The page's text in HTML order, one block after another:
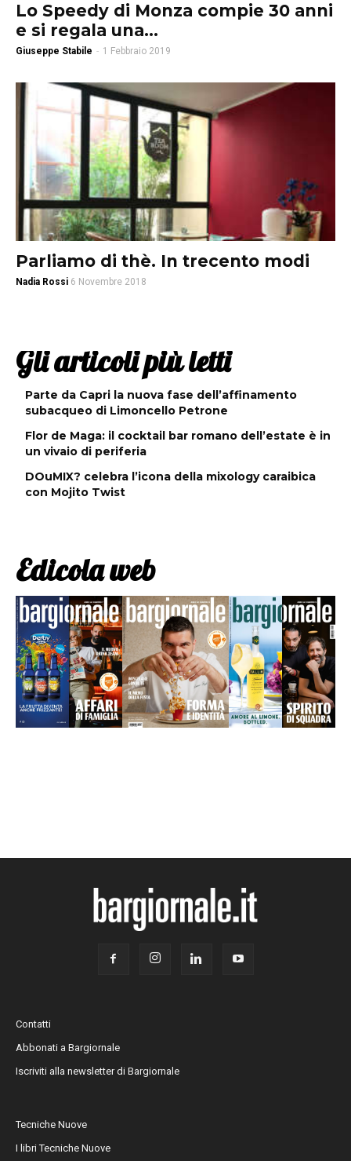
Lo Speedy di Monza compie 30 anni
e si regala una...
Giuseppe Stabile - 1 Febbraio 2019
Parliamo di thè. In trecento modi
Nadia Rossi 6 Novembre 2018
Gli articoli più letti
Parte da Capri la nuova fase dell’affinamento
subacqueo di Limoncello Petrone
Flor de Maga: il cocktail bar romano dell’estate è in
un vivaio di periferia
DOuMIX? celebra l’icona della mixology caraibica
con Mojito Twist
Edicola web
Contatti
Abbonati a Bargiornale
Iscriviti alla newsletter di Bargiornale
Tecniche Nuove
I libri Tecniche Nuove